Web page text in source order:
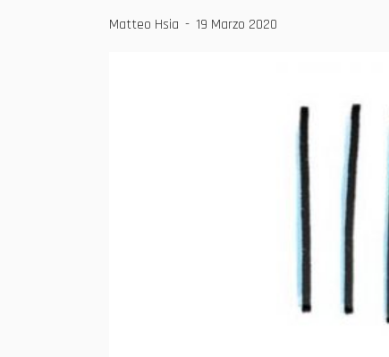
Matteo Hsia 19 Marzo 2020